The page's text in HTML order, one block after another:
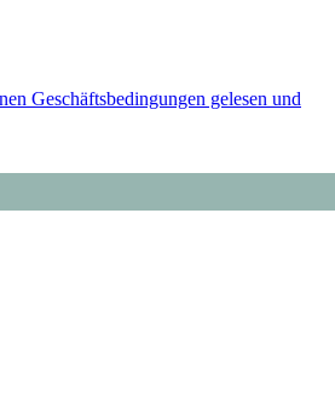
Geschäftsbedingungen gelesen und